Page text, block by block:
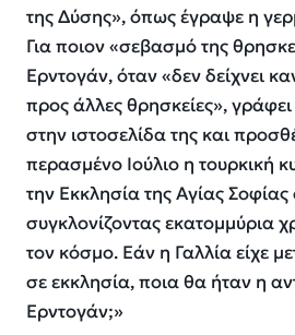
της Δύσης», όπως έγραψε η
Για ποιον «σεβασμό της
Ερντογάν, όταν «δεν δείχνει
προς άλλες θρησκείες»,
στην ιστοσελίδα της και
περασμένο Ιούλιο η τουρκική
την Εκκλησία της Αγίας Σοφίας
συγκλονίζοντας εκατομμύρια
τον κόσμο. Εάν η Γαλλία είχε
σε εκκλησία, ποια θα ήταν η
Ερντογάν;»